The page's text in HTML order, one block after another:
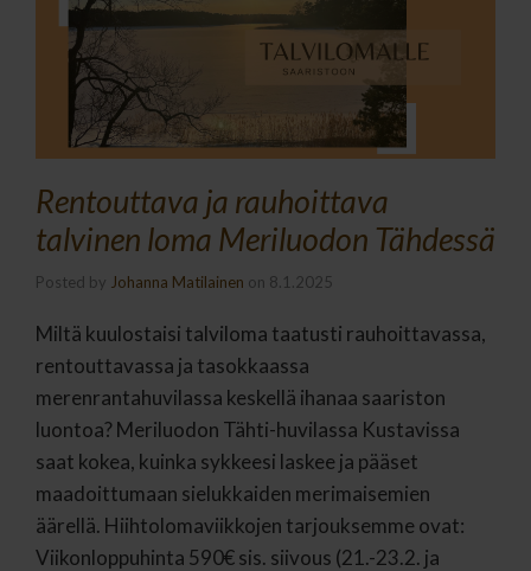
Rentouttava ja rauhoittava
talvinen loma Meriluodon Tähdessä
Posted by Johanna Matilainen on 8.1.2025
Miltä kuulostaisi talviloma taatusti rauhoittavassa,
rentouttavassa ja tasokkaassa
merenrantahuvilassa keskellä ihanaa saariston
luontoa? Meriluodon Tähti-huvilassa Kustavissa
saat kokea, kuinka sykkeesi laskee ja pääset
maadoittumaan sielukkaiden merimaisemien
äärellä. Hiihtolomaviikkojen tarjouksemme ovat:
Viikonloppuhinta 590€ sis. siivous (21.-23.2. ja